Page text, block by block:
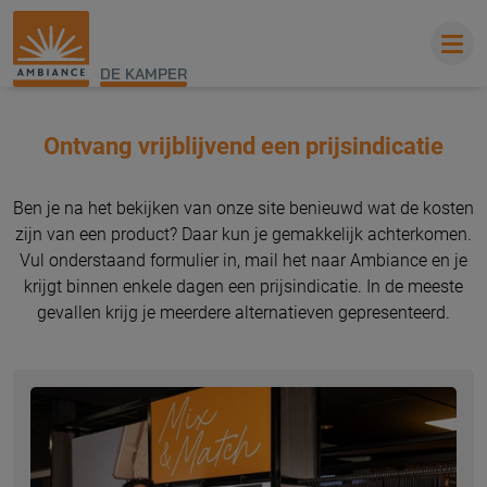
DE KAMPER
Ontvang vrijblijvend een prijsindicatie
Ben je na het bekijken van onze site benieuwd wat de kosten
zijn van een product? Daar kun je gemakkelijk achterkomen.
Vul onderstaand formulier in, mail het naar Ambiance en je
krijgt binnen enkele dagen een prijsindicatie. In de meeste
gevallen krijg je meerdere alternatieven gepresenteerd.